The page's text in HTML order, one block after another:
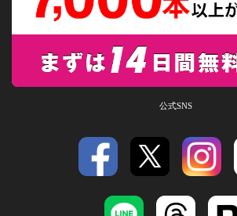
公式SNS